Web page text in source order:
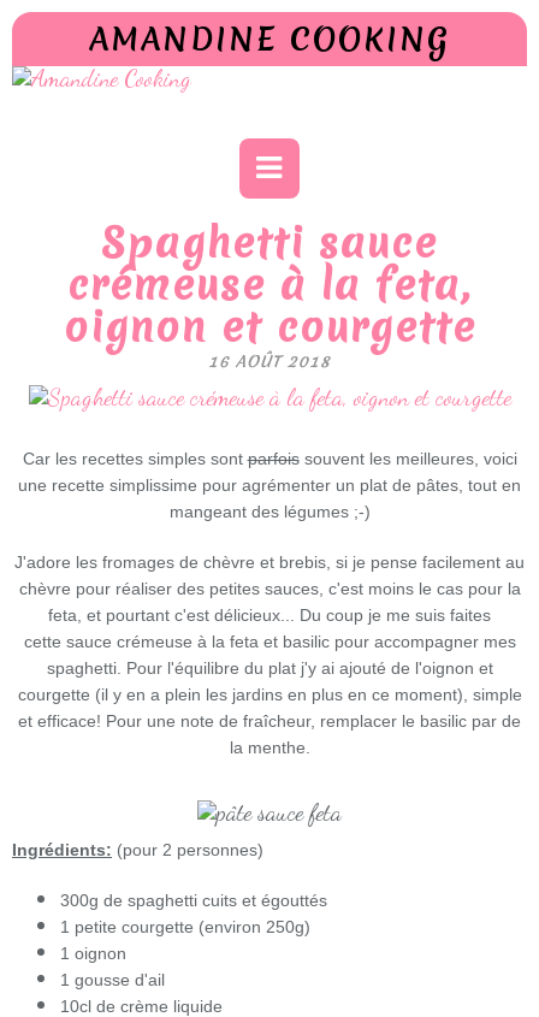
AMANDINE COOKING
Spaghetti sauce
crémeuse à la feta,
oignon et courgette
16 AOÛT 2018
Car les recettes simples sontparfoissouvent les meilleures, voici
une recette simplissime pour agrémenter un plat de pâtes, tout en
mangeant des légumes ;-)
J'adore les fromages de chèvre et brebis, si je pense facilement au
chèvre pour réaliser des petites sauces, c'est moins le cas pour la
feta, et pourtant c'est délicieux... Du coup je me suis faites
cette sauce crémeuse à la feta et basilic pour accompagner mes
spaghetti. Pour l'équilibre du plat j'y ai ajouté de l'oignon et
courgette (il y en a plein les jardins en plus en ce moment), simple
et efficace! Pour une note de fraîcheur, remplacer le basilic par de
la menthe.
Ingrédients: (pour 2 personnes)
300g de spaghetti cuits et égouttés
1 petite courgette (environ 250g)
1 oignon
1 gousse d'ail
10cl de crème liquide